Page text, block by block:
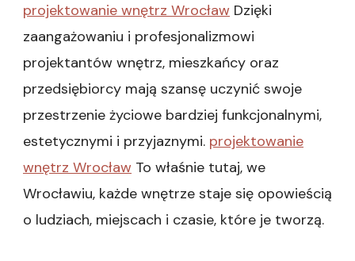
projektowanie wnętrz Wrocław Dzięki
zaangażowaniu i profesjonalizmowi
projektantów wnętrz, mieszkańcy oraz
przedsiębiorcy mają szansę uczynić swoje
przestrzenie życiowe bardziej funkcjonalnymi,
estetycznymi i przyjaznymi. projektowanie
wnętrz Wrocław To właśnie tutaj, we
Wrocławiu, każde wnętrze staje się opowieścią
o ludziach, miejscach i czasie, które je tworzą.